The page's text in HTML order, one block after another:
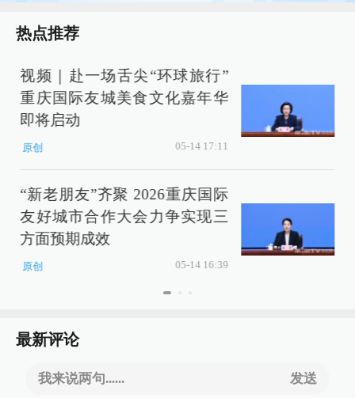
热点推荐
视频｜赴一场舌尖“环球旅行”
重庆国际友城美食文化嘉年华
即将启动
原创 05-14 17:11
“新老朋友”齐聚 2026重庆国际
友好城市合作大会力争实现三
方面预期成效
原创 05-14 16:39
最新评论
我来说两句...... 发送